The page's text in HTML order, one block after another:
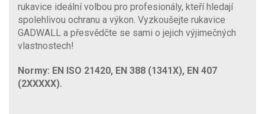
rukavice ideální volbou pro profesionály, kteří hledají
spolehlivou ochranu a výkon. Vyzkoušejte rukavice
GADWALL a přesvědčte se sami o jejich výjimečných
vlastnostech!
Normy: EN ISO 21420, EN 388 (1341X), EN 407
(2XXXXX).